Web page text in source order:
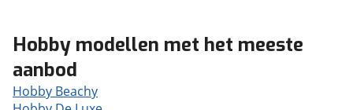
Hobby modellen met het meeste
aanbod
Hobby Beachy